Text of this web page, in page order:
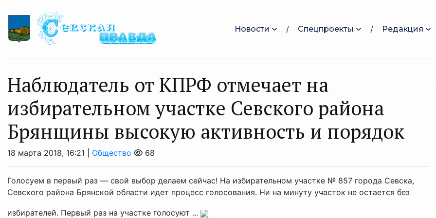
Новости Спецпроекты Редакция
Наблюдатель от КПРФ отмечает на
избирательном участке Севского района
Брянщины высокую активность и порядок
18 марта 2018, 16:21 | Общество 68
Голосуем в первый раз — свой выбор делаем сейчас! На избирательном участке № 857 города Севска,
Севского района Брянской области идет процесс голосования. Ни на минуту участок не остается без
избирателей. Первый раз на участке голосуют ...